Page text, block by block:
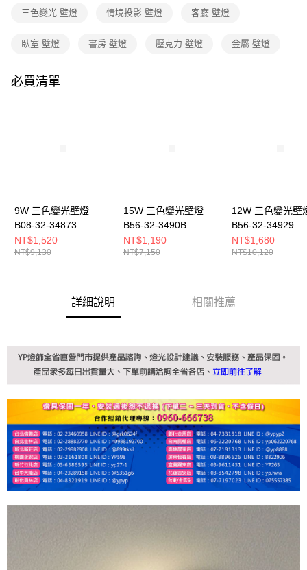
※ 請注意：結帳手續完成當下不需立刻繳費，但若您需要取消訂單，請聯絡
※ 交易是否成功請以「AFTEE先享後付 」之結帳頁面顯示為準，若有關於
４．使用「AFTEE先享後付」時，將依據個別帳號之用戶狀況，依本公司即
時審查核予不同之上限額度；若仍有額度不足之情形，本公司將視審查結果
５．嚴禁一人註冊多個帳號或使用他人資訊註冊。若發現惡意使用之情形，
恩沛科技股份有限公司將有權停止該用戶之使用額度並採取法律行動。
三色變光 壁燈 情境投影 壁燈 客廳 壁燈
臥室 壁燈 書房 壁燈 壓克力 壁燈 金屬 壁燈
必買清單
9W 三色變光壁燈
B08-32-34873
NT$1,520
NT$9,130
15W 三色變光壁燈
B56-32-3490B
NT$1,190
NT$7,150
12W 三色變光壁
B56-32-34929
NT$1,680
NT$10,120
詳細說明 相關推薦